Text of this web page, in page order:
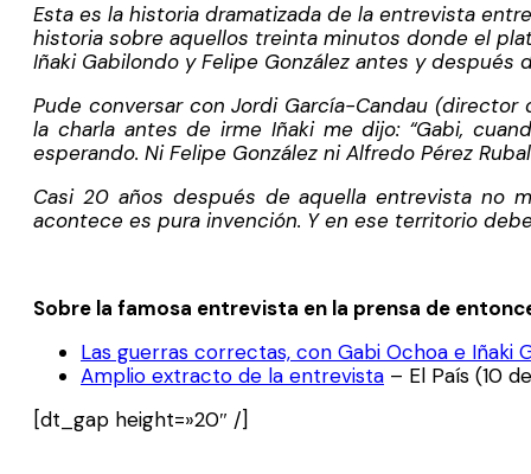
Esta es la historia dramatizada de la entrevista
historia sobre aquellos treinta minutos donde el
Iñaki Gabilondo y Felipe González antes y después
Pude conversar con Jordi García-Candau (director
la charla antes de irme Iñaki me dijo: “Gabi,
esperando. Ni Felipe González ni Alfredo Pérez
Casi 20 años después de aquella entrevista no
acontece es pura invención. Y en ese territorio
Sobre la famosa entrevista en la prensa de
Las guerras correctas, con Gabi Ochoa e Iñaki
Amplio extracto de la entrevista – El País (10
[dt_gap height=»20″ /]